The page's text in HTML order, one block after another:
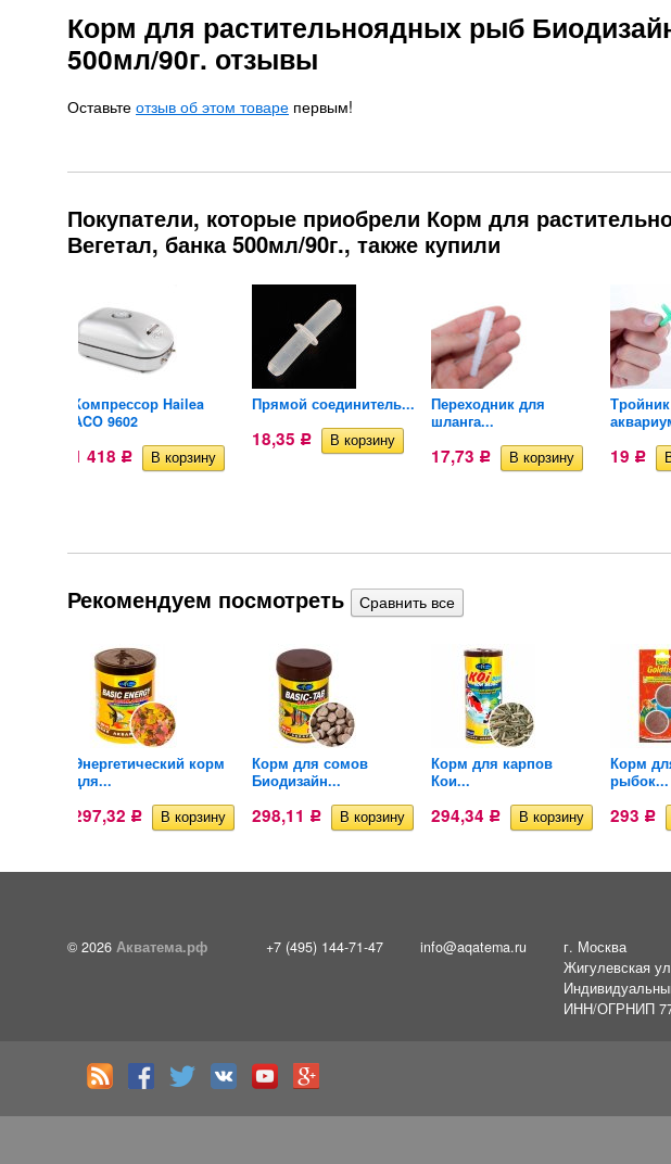
Корм для растительноядных рыб
500мл/90г. отзывы
Оставьте отзыв об этом товаре первым!
Покупатели, которые приобрели Корм для
Вегетал, банка 500мл/90г., также купили
Компрессор Hailea
ACO 9602
1 418 Р
Прямой соединитель...
18,35 Р
Переходник для
шланга...
17,73 Р 19 Р
Рекомендуем посмотреть
Энергетический корм
для...
297,32 Р
Корм для сомов
Биодизайн...
298,11 Р
Корм для карпов
Кои...
294,34 Р
Корм
рыбок...
293 Р
© 2026 Акватема.рф +7 (495) 144-71-47 info@aqatema.ru
г. Москва
Жигулевская
ИНН/ОГРНИП